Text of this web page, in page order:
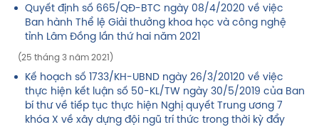
Quyết định số 665/QĐ-BTC ngày 08/4/2020 về việc
Ban hành Thể lệ Giải thưởng khoa học và công nghệ
tỉnh Lâm Đồng lần thứ hai năm 2021
(25 tháng 3 năm 2021)
Kế hoạch số 1733/KH-UBND ngày 26/3/20120 về việc
thực hiện kết luận số 50-KL/TW ngày 30/5/2019 của Ban
bí thư về tiếp tục thực hiện Nghị quyết Trung ương 7
khóa X về xây dựng đội ngũ trí thức trong thời kỳ đẩy